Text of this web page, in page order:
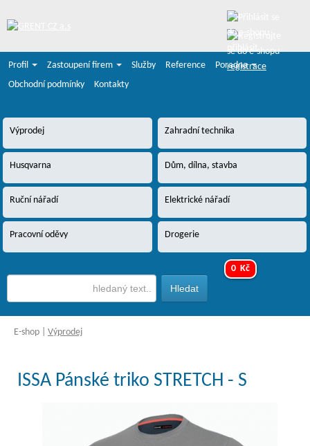
registrace
Profil
Zastoupení firem Služby Reference
Poradna
Obchodní podmínky
Kontakty
Výprodej Zahradní technika
Husqvarna Dům, dílna, stavba
Ruční nářadí Elektrické nářadí
Pracovní oděvy Drogerie
0 Kč
E-shop Výprodej
ISSA Pánské triko STRETCH - S